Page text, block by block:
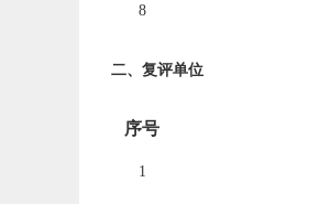
8
二、复评单位
序号
1